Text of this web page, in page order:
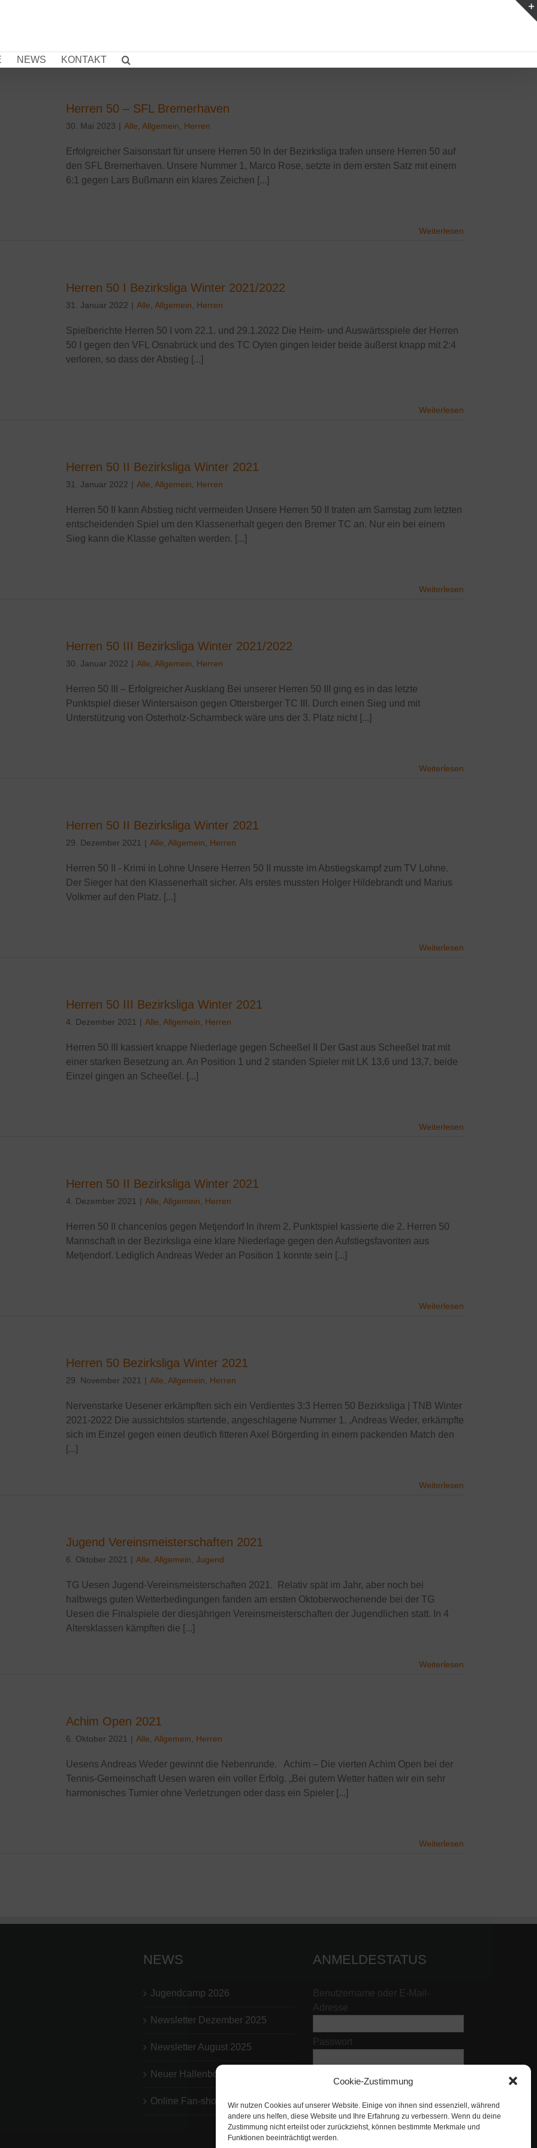
Cookie-Zustimmung
Wir nutzen Cookies auf unserer Website. Einige von ihnen sind essenziell, während
andere uns helfen, diese Website und Ihre Erfahrung zu verbessern. Wenn du deine
Zustimmung nicht erteilst oder zurückziehst, können bestimmte Merkmale und
Funktionen beeinträchtigt werden.
NEWS KONTAKT
Herren 50 – SFL Bremerhaven
30. Mai 2023 | Alle Allgemein Herren
Erfolgreicher Saisonstart für unsere Herren 50 In der Bezirksliga trafen unsere Herren 50 auf
den SFL Bremerhaven. Unsere Nummer 1, Marco Rose, setzte in dem ersten Satz mit einem
6:1 gegen Lars Bußmann ein klares Zeichen [...]
Weiterlesen
Herren 50 I Bezirksliga Winter 2021/2022
31. Januar 2022 | Alle Allgemein Herren
Spielberichte Herren 50 I vom 22.1. und 29.1.2022 Die Heim- und Auswärtsspiele der Herren
50 I gegen den VFL Osnabrück und des TC Oyten gingen leider beide äußerst knapp mit 2:4
verloren, so dass der Abstieg [...]
Weiterlesen
Herren 50 II Bezirksliga Winter 2021
31. Januar 2022 | Alle Allgemein Herren
Herren 50 II kann Abstieg nicht vermeiden Unsere Herren 50 II traten am Samstag zum letzten
entscheidenden Spiel um den Klassenerhalt gegen den Bremer TC an. Nur ein bei einem
Sieg kann die Klasse gehalten werden. [...]
Weiterlesen
Herren 50 III Bezirksliga Winter 2021/2022
30. Januar 2022 | Alle Allgemein Herren
Herren 50 III – Erfolgreicher Ausklang Bei unserer Herren 50 III ging es in das letzte
Punktspiel dieser Wintersaison gegen Ottersberger TC III. Durch einen Sieg und mit
Unterstützung von Osterholz-Scharmbeck wäre uns der 3. Platz nicht [...]
Weiterlesen
Herren 50 II Bezirksliga Winter 2021
29. Dezember 2021 | Alle Allgemein Herren
Herren 50 II - Krimi in Lohne Unsere Herren 50 II musste im Abstiegskampf zum TV Lohne.
Der Sieger hat den Klassenerhalt sicher. Als erstes mussten Holger Hildebrandt und Marius
Volkmer auf den Platz. [...]
Weiterlesen
Herren 50 III Bezirksliga Winter 2021
4. Dezember 2021 | Alle Allgemein Herren
Herren 50 III kassiert knappe Niederlage gegen Scheeßel II Der Gast aus Scheeßel trat mit
einer starken Besetzung an. An Position 1 und 2 standen Spieler mit LK 13,6 und 13,7, beide
Einzel gingen an Scheeßel. [...]
Weiterlesen
Herren 50 II Bezirksliga Winter 2021
4. Dezember 2021 | Alle Allgemein Herren
Herren 50 II chancenlos gegen Metjendorf In ihrem 2. Punktspiel kassierte die 2. Herren 50
Mannschaft in der Bezirksliga eine klare Niederlage gegen den Aufstiegsfavoriten aus
Metjendorf. Lediglich Andreas Weder an Position 1 konnte sein [...]
Weiterlesen
Herren 50 Bezirksliga Winter 2021
29. November 2021 | Alle Allgemein Herren
Nervenstarke Uesener erkämpften sich ein Verdientes 3:3 Herren 50 Bezirksliga | TNB Winter
2021-2022 Die aussichtslos startende, angeschlagene Nummer 1. ,Andreas Weder, erkämpfte
sich im Einzel gegen einen deutlich fitteren Axel Börgerding in einem packenden Match den
[...]
Weiterlesen
Jugend Vereinsmeisterschaften 2021
6. Oktober 2021 | Alle Allgemein Jugend
TG Uesen Jugend-Vereinsmeisterschaften 2021. Relativ spät im Jahr, aber noch bei
halbwegs guten Wetterbedingungen fanden am ersten Oktoberwochenende bei der TG
Uesen die Finalspiele der diesjährigen Vereinsmeisterschaften der Jugendlichen statt. In 4
Altersklassen kämpften die [...]
Weiterlesen
Achim Open 2021
6. Oktober 2021 | Alle Allgemein Herren
Uesens Andreas Weder gewinnt die Nebenrunde. Achim – Die vierten Achim Open bei der
Tennis-Gemeinschaft Uesen waren ein voller Erfolg. „Bei gutem Wetter hatten wir ein sehr
harmonisches Turnier ohne Verletzungen oder dass ein Spieler [...]
Weiterlesen
NEWS
Jugendcamp 2026
Newsletter Dezember 2025
Newsletter August 2025
Neuer Hallenboden
Online Fan-shop
ANMELDESTATUS
Benutzername oder E-Mail-
Adresse
Passwort